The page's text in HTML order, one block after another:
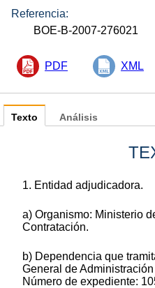
Referencia:
BOE-B-2007-276021
PDF XML
Texto
1. Entidad adjudicadora.
a) Organismo: Ministerio
Contratación.
b) Dependencia que
General de
Número de expediente:
Análisis